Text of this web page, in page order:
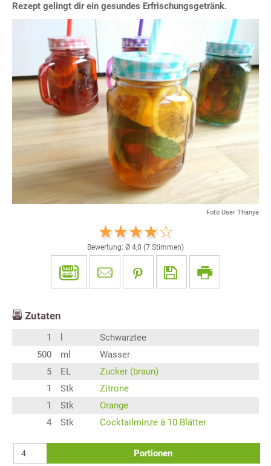
Rezept gelingt dir ein gesundes Erfrischungsgetränk.
Foto User Thanya
Bewertung: Ø 4,0 (7 Stimmen)
Zutaten
1
Schwarztee
500
ml
Wasser
5
EL
Zucker (braun)
1
Stk
Zitrone
1
Stk
Orange
4
Stk Cocktailminze à 10 Blätter
Portionen